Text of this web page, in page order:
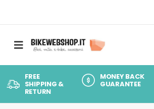
FREE
SHIPPING &
RETURN
MONEY BACK
GUARANTEE